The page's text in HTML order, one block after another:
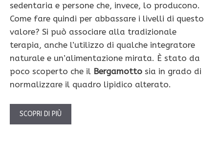
sedentaria e persone che, invece, lo producono.
Come fare quindi per abbassare i livelli di questo
valore? Si può associare alla tradizionale
terapia, anche l’utilizzo di qualche integratore
naturale e un’alimentazione mirata. È stato da
poco scoperto che il Bergamotto sia in grado di
normalizzare il quadro lipidico alterato.
SCOPRI DI PIÙ